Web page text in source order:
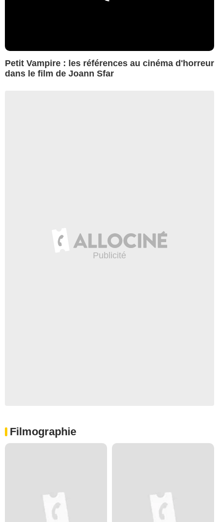
Petit Vampire : les références au cinéma d'horreur
dans le film de Joann Sfar
Filmographie